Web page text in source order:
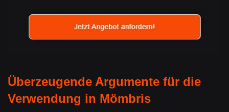
Überzeugende Argumente für die
Verwendung in Mömbris